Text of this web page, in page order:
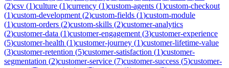
(2)csv (1)culture (1)currency (1)custom-agents (1)custom-checkout
(1)custom-development (2)custom-fields (1)custom-module
(1)custom-orders (2)custom-skills (2)customer-analytics
(2)customer-data (1)customer-engagement (3)customer-experience
(5)customer-health (1)customer-journey (1)customer-lifetime-value
(3)customer-retention (5)customer-satisfaction (1)customer-
segmentation (2)customer-service (7)customer-success (5)customer-